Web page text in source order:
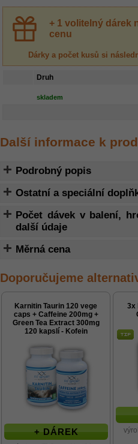
+ 1 volitelný dárek
cenu
Dárky a počet kusů si
Druh
skladem
Další informace k
Podrobný popis
Ostatní a speciální
Počet dávek v balení,
další údaje
Měrná cena
Doporučujeme
Karnitin Taurin 120 vege
caps + Caffeine 200mg +
Green Tea Extract 300mg
120 kapslí - Kofein
+ DÁREK
3x